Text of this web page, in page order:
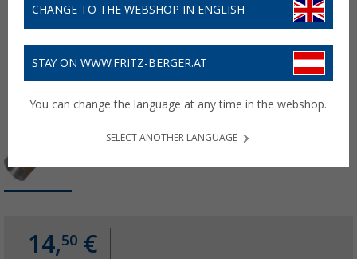
14,50 €
CHANGE TO THE WEBSHOP IN ENGLISH
STAY ON WWW.FRITZ-BERGER.AT
You can change the language at any time in the webshop.
SELECT ANOTHER LANGUAGE